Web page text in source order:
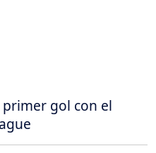
gol con el